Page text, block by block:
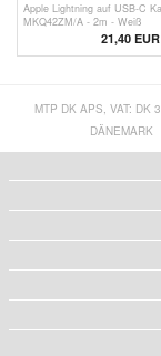
Apple Lightning auf USB-C
MKQ42ZM/A - 2m - Weiß
21,40 EUR
MTP DK APS, VAT: DK
DÄNEMARK